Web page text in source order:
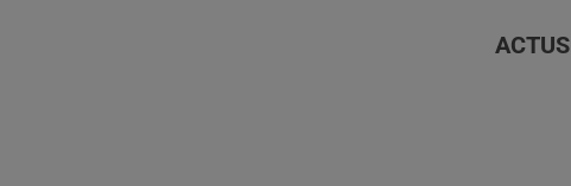
ACTUS